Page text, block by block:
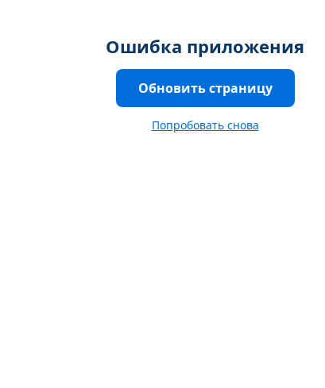
Ошибка приложения
Обновить страницу
Попробовать снова